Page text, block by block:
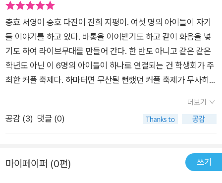
돌릴 수 있다는 사실을 깨닫는다. ‘커플 축제’가 ‘내 짝을 부탁
해’로 바뀐 후, 아이들은 ‘짝’이 자신들에게 어떤 의미인지 진지하
게 탐구한다. 너는 나에게 어떤 의미인지, 또 어떤 친구인지를 조
심스럽게 생각해 보는 것은 한 사람의 반짝거리는 부분을 발견할
수 있는 힘을 길러 준다. 작가는 이 시간을 통해 아이들이 타인과
나에 대한 애정 어린 시선을 가지고 살아갔으면 하는 마음을 전한
충효 서영이 승호 다진이 진희 지평이. 여섯 명의 아이들이 자기
들 이야기를 하고 있다. 바통을 이어받기도 하고 같이 화음을 넣
기도 하여 라이브무대를 만들어 간다. 한 반도 아니고 같은 같은
학년도 아닌 이 6명의 아이들이 하나로 연결되는 건 학생회가 주
최한 커플 축제다. 하마터면 무산될 뻔했던 커플 축제가 무사히
니라 '어느 쪽이든 한쪽 길을 정했으면 거기를 향해 최선을 다해
달려가는 수밖에 없어.' 와같은 마인드이다. 아이들은 (어른들도
마찬가지지만) 자기들까지 서로 영향을 받는 것이 더 강한 것 같
다. 어른들이 아무리 잔소리를 해봐야 소용없고 오히려 친구의 한
마디가 결정적인 경우가 더 많기 때문이다. 각자 고민과 갈등이
더보기
공감 (3) 댓글 (0)
마이페이퍼 (0편) 쓰기